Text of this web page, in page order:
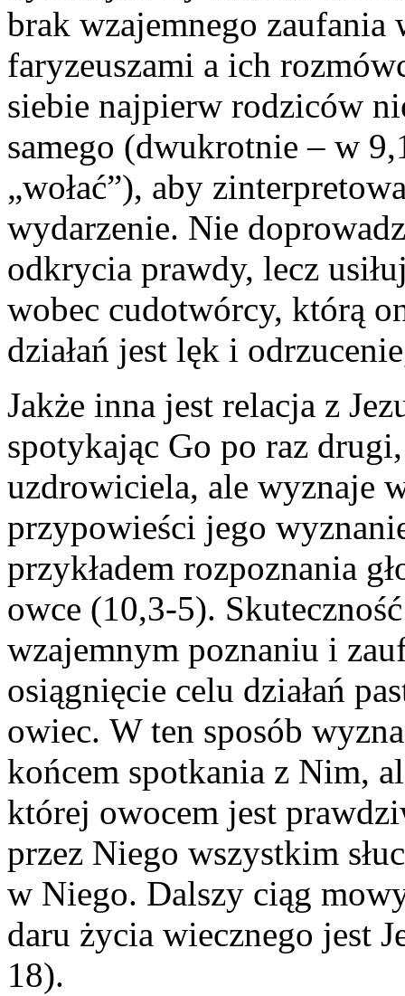
brak wzajemnego
faryzeuszami a ich
siebie najpierw rodziców
samego (dwukrotnie – w
„wołać”), aby
wydarzenie. Nie
odkrycia prawdy, lecz
wobec cudotwórcy, którą
działań jest lęk i
Jakże inna jest relacja z
spotykając Go po raz
uzdrowiciela, ale wyznaje
przypowieści jego
przykładem rozpoznania
owce (10,3-5).
wzajemnym poznaniu i
osiągnięcie celu działań
owiec. W ten sposób
końcem spotkania z Nim,
której owocem jest
przez Niego wszystkim
w Niego. Dalszy ciąg
daru życia wiecznego jest
18).